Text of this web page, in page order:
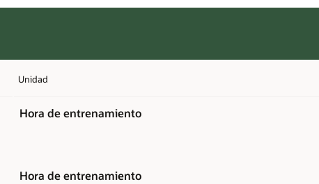
Unidad
Hora de entrenamiento
Hora de entrenamiento